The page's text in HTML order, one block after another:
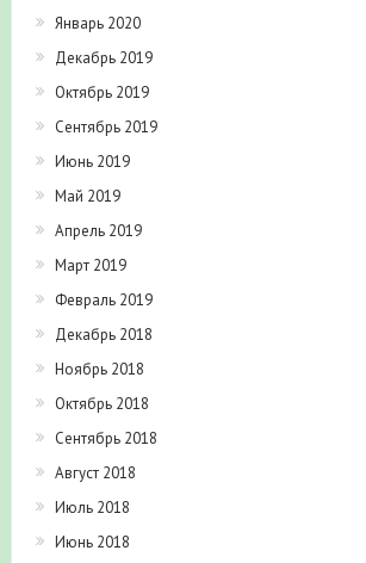
Январь 2020
Декабрь 2019
Октябрь 2019
Сентябрь 2019
Июнь 2019
Май 2019
Апрель 2019
Март 2019
Февраль 2019
Декабрь 2018
Ноябрь 2018
Октябрь 2018
Сентябрь 2018
Август 2018
Июль 2018
Июнь 2018